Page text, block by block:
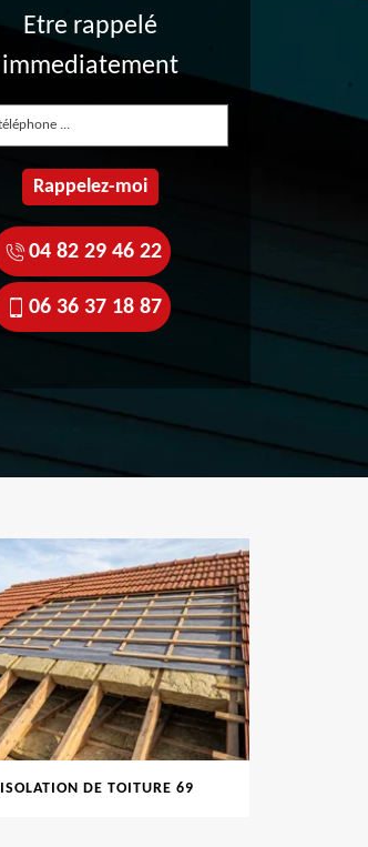
Etre rappelé
immediatement
04 82 29 46 22
06 36 37 18 87
ISOLATION DE TOITURE 69